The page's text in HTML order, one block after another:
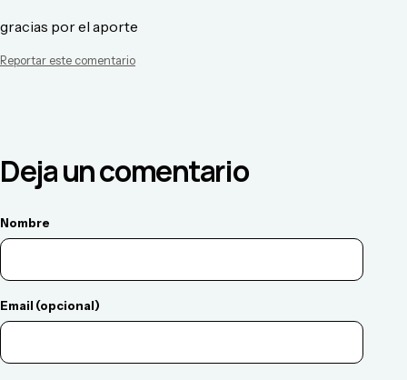
gracias por el aporte
Reportar este comentario
Deja un comentario
Nombre
Email (opcional)